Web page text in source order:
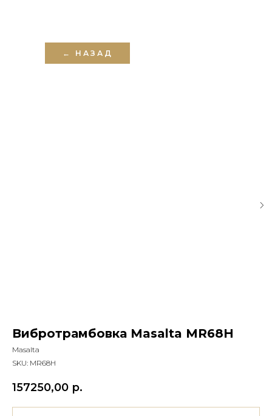
← НАЗАД
Вибротрамбовка Masalta MR68H
Masalta
SKU: MR68H
157250,00 р.